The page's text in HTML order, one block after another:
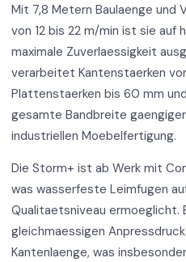
Mit 7,8 Metern Baulaenge und
von 12 bis 22 m/min ist sie auf
maximale Zuverlaessigkeit
verarbeitet Kantenstaerken
Plattenstaerken bis 60 mm
gesamte Bandbreite
industriellen Moebelfertigung.
Die Storm+ ist ab Werk mit
was wasserfeste Leimfugen
Qualitaetsniveau ermoeglicht.
gleichmaessigen
Kantenlaenge, was